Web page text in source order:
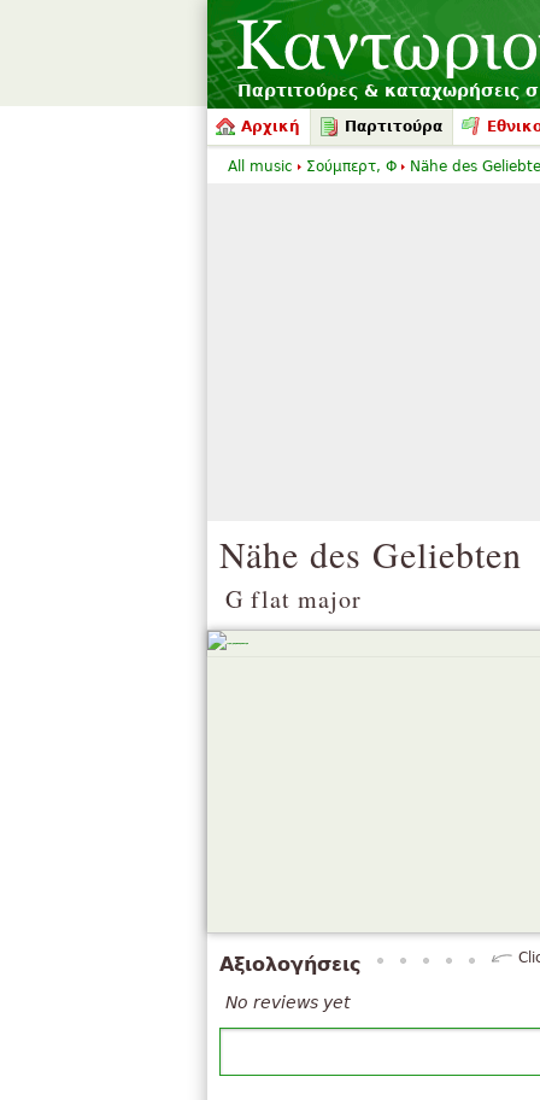
Παρτιτούρες & καταχωρήσεις
Αρχική Παρτιτούρα
Nähe des Geliebten
G flat major
Αξιολογήσεις
No reviews yet
All music Σούμπερτ, Φ Nähe des